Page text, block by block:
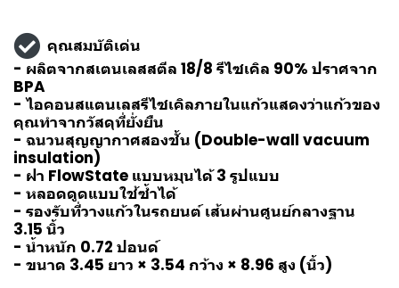
คุณสมบัติเด่น
- ผลิตจากสเตนเลสสตีล 18/8 รีไซเคิล 90% ปราศจาก
BPA
- ไอคอนสแตนเลสรีไซเคิลภายในแก้วแสดงว่าแก้วของ
คุณทำจากวัสดุที่ยั่งยืน
- ฉนวนสุญญากาศสองชั้น (Double-wall vacuum
insulation)
- ฝา FlowState แบบหมุนได้ 3 รูปแบบ
- หลอดดูดแบบใช้ซ้ำได้
- รองรับที่วางแก้วในรถยนต์ เส้นผ่านศูนย์กลางฐาน
3.15 นิ้ว
- น้ำหนัก 0.72 ปอนด์
- ขนาด 3.45 ยาว × 3.54 กว้าง × 8.96 สูง (นิ้ว)